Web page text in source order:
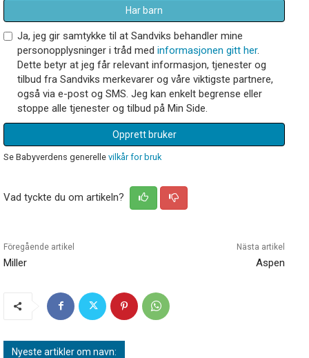
Har barn
Ja, jeg gir samtykke til at Sandviks behandler mine
personopplysninger i tråd med informasjonen gitt her.
Dette betyr at jeg får relevant informasjon, tjenester og
tilbud fra Sandviks merkevarer og våre viktigste partnere,
også via e-post og SMS. Jeg kan enkelt begrense eller
stoppe alle tjenester og tilbud på Min Side.
Opprett bruker
Se Babyverdens generelle vilkår for bruk
Vad tyckte du om artikeln?
Föregående artikel
Miller
Nästa artikel
Aspen
Nyeste artikler om navn: